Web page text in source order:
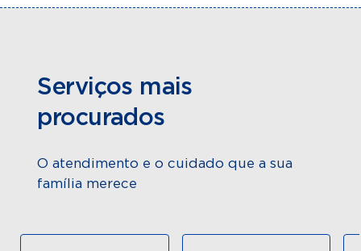
Serviços mais
procurados
O atendimento e o cuidado que a sua
família merece